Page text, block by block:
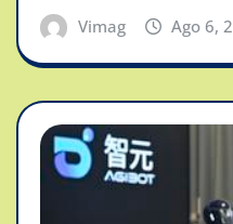
Vimag Ago 6,